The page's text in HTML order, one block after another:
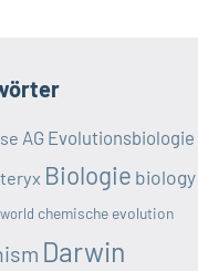
AG Evolutionsbiologie
Biologie biology
chemische evolution
Darwin